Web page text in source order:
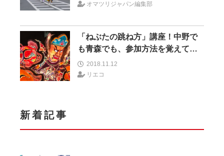
オマツリジャパン編集部
「ねぶたの跳ね方」講座！中野で
も青森でも、参加方法を覚えてみ
んなでラッセラー！
2018.11.12
リエコ
新着記事